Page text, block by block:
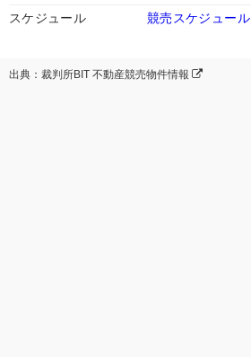
スケジュール 競売スケジュール
出典：裁判所BIT 不動産競売物件情報